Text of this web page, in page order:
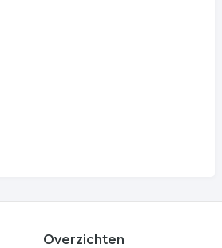
Overzichten